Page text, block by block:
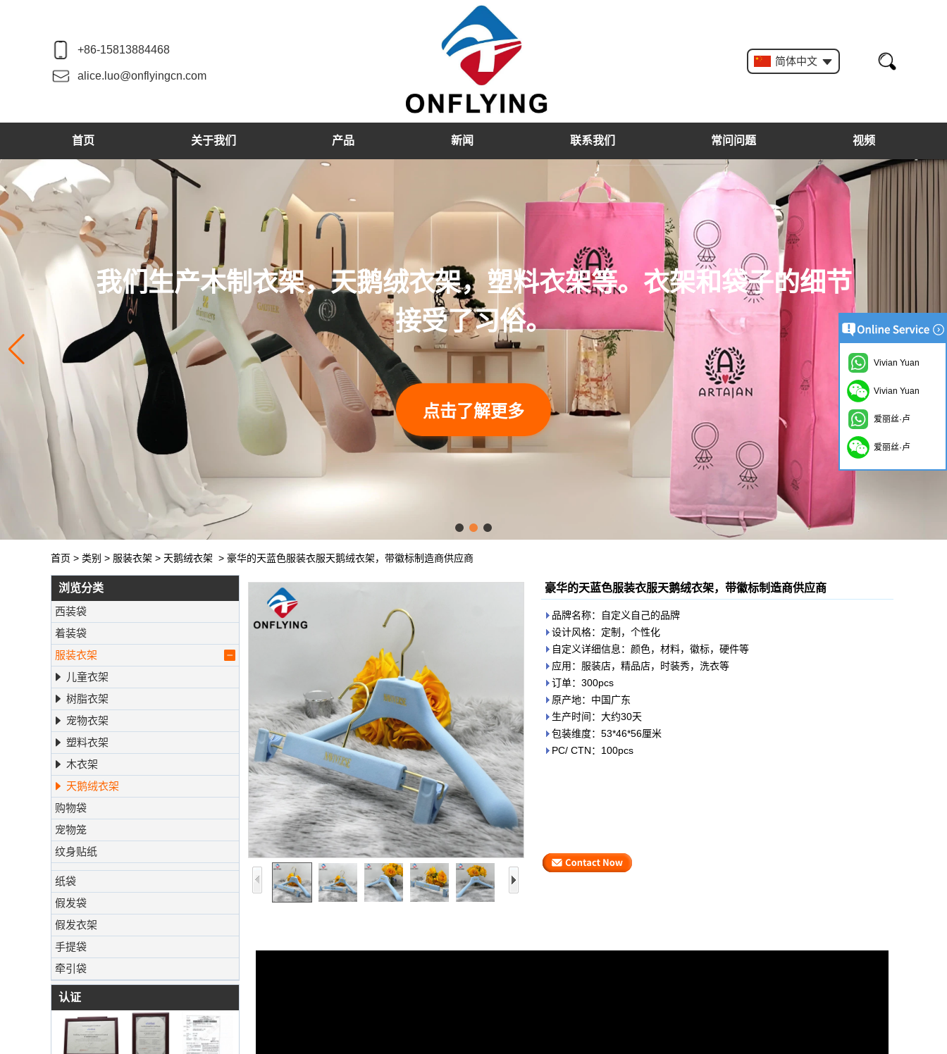
+86-15813884468
alice.luo@onflyingcn.com
简体中文
首页 关于我们 产品 新闻 联系我们 常问问题 视频
我们生产木制衣架，天鹅绒衣架，塑料衣架等。衣架和袋子的细节
接受了习俗。
点击了解更多
首页 > 类别 > 服装衣架 > 天鹅绒衣架 > 豪华的天蓝色服装衣服天鹅绒衣架，带徽标制造商供应商
浏览分类
西装袋
着装袋
服装衣架
儿童衣架
树脂衣架
宠物衣架
塑料衣架
木衣架
天鹅绒衣架
购物袋
宠物笼
纹身贴纸
纸袋
假发袋
假发衣架
手提袋
牵引袋
认证
豪华的天蓝色服装衣服天鹅绒衣架，带徽标制造商供应商
品牌名称：自定义自己的品牌
设计风格：定制，个性化
自定义详细信息：颜色，材料，徽标，硬件等
应用：服装店，精品店，时装秀，洗衣等
订单：300pcs
原产地：中国广东
生产时间：大约30天
包装维度：53*46*56厘米
PC/ CTN：100pcs
Vivian Yuan
Vivian Yuan
爱丽丝·卢
爱丽丝·卢